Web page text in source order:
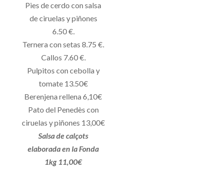
Pies de cerdo con salsa
de ciruelas y piñones
6.50 €.
Ternera con setas 8.75 €.
Callos 7.60 €.
Pulpitos con cebolla y
tomate 13.50€
Berenjena rellena 6,10€
Pato del Penedès con
ciruelas y piñones 13,00€
Salsa de calçots
elaborada en la Fonda
1kg 11,00€